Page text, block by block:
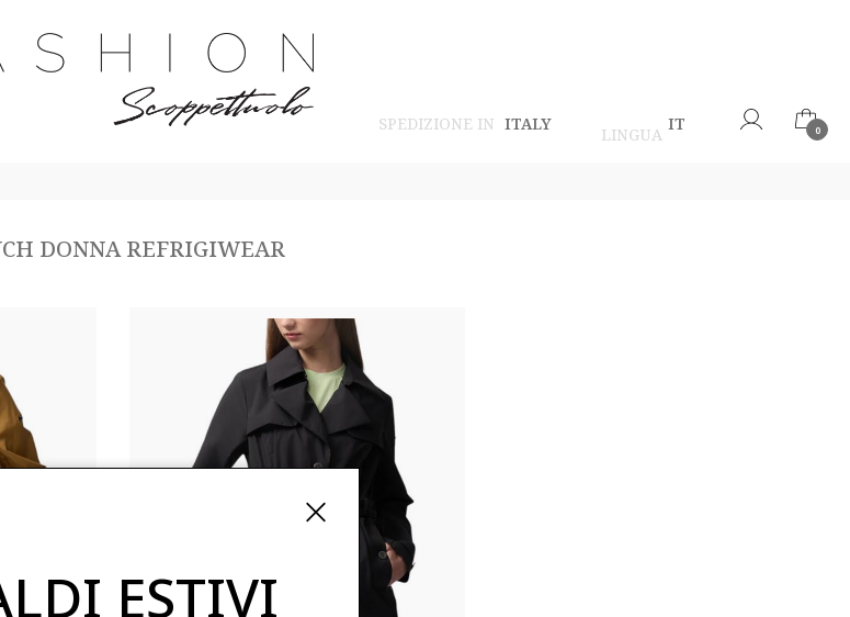
SPEDIZIONE IN ITALY
LINGUA
IT 0
DONNA REFRIGIWEAR
ESTIVI